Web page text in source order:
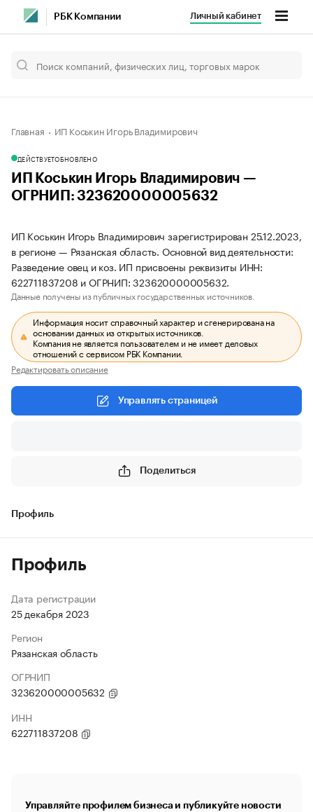
РБК Компании Личный кабинет
Главная ИП Коськин Игорь Владимирович
ДЕЙСТВУЕТОБНОВЛЕНО
ИП Коськин Игорь Владимирович —
ОГРНИП: 323620000005632
ИП Коськин Игорь Владимирович зарегистрирован 25.12.2023,
в регионе — Рязанская область. Основной вид деятельности:
Разведение овец и коз. ИП присвоены реквизиты ИНН:
622711837208 и ОГРНИП: 323620000005632.
Данные получены из публичных государственных источников.
Информация носит справочный характер и сгенерирована на
основании данных из открытых источников.
Компания не является пользователем и не имеет деловых
отношений с сервисом РБК Компании.
Редактировать описание
Управлять страницей
Поделиться
Профиль
Профиль
Дата регистрации
25 декабря 2023
Регион
Рязанская область
ОГРНИП
323620000005632
ИНН
622711837208
Управляйте профилем бизнеса и публикуйте новости